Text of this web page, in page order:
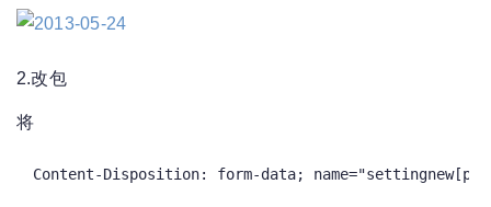
2.改包
将
Content-Disposition: form-data;